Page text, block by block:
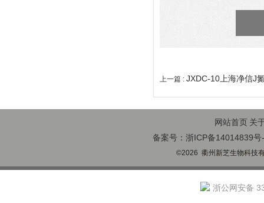
上一篇 : JXDC-10上海净信J
网站首页 关
备案号：浙ICP备14014839号
©2026 衢州新芝生物科技
浙公网安备